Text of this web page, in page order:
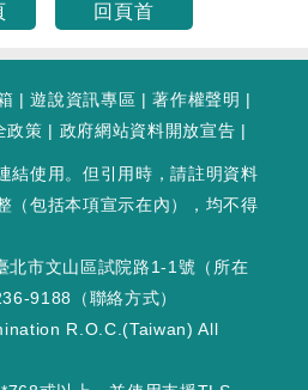
回頁首
|遊說資訊專區 |著作權聲明 |
政策 | 政府網站資料開放宣告 |
結使用。但引用時，請註明資料
（包括本項宣示在內），均不得
市文山區試院路1-1號（ 所在
9188（聯絡方式）
R.O.C.(Taiwan) All